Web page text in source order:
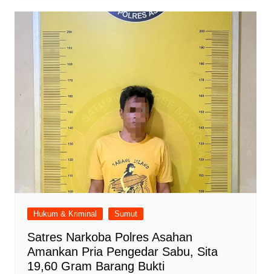
Hukum & Kriminal Sumut
Satres Narkoba Polres Asahan
Amankan Pria Pengedar Sabu, Sita
19,60 Gram Barang Bukti